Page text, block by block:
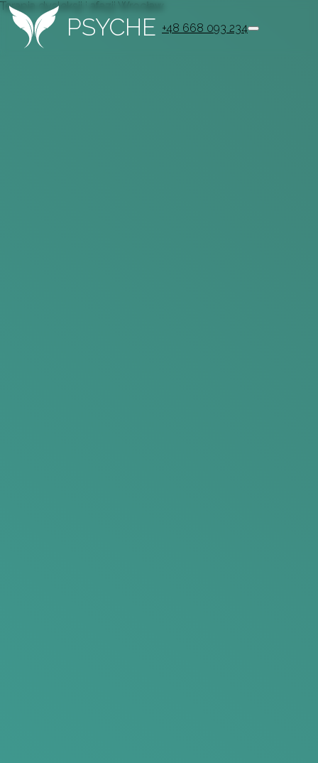
PSYCHE +48 668 093 234
Terapia dysleksji i afazji Wrocław